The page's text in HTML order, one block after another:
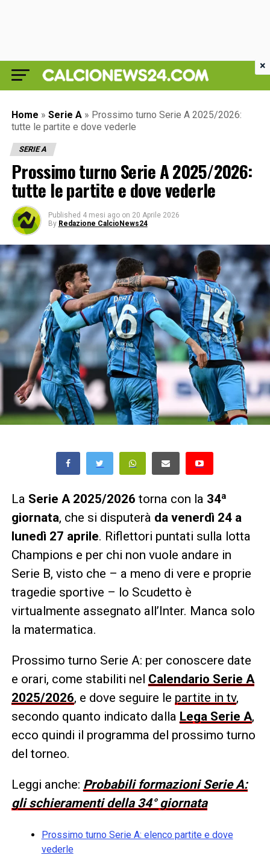
Home » Serie A » Prossimo turno Serie A 2025/2026:
tutte le partite e dove vederle
SERIE A
Prossimo turno Serie A 2025/2026:
tutte le partite e dove vederle
Published 4 mesi ago on 20 Aprile 2026
By Redazione CalcioNews24
La Serie A 2025/2026 torna con la 34ª
giornata, che si disputerà da venerdì 24 a
lunedì 27 aprile. Riflettori puntati sulla lotta
Champions e per chi non vuole andare in
Serie B, visto che – a meno di vere e proprie
tragedie sportive – lo Scudetto è
virtualmente assegnato all’Inter. Manca solo
la matermatica.
Prossimo turno Serie A: per conoscere date
e orari, come stabiliti nel Calendario Serie A
2025/2026, e dove seguire le partite in tv,
secondo quanto indicato dalla Lega Serie A,
ecco quindi il programma del prossimo turno
del torneo.
Leggi anche: Probabili formazioni Serie A:
gli schieramenti della 34° giornata
Prossimo turno Serie A: elenco partite e dove
vederle
×